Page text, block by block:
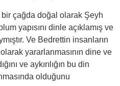
bir çağda doğal olarak Şeyh
yapısını dinle açıklamış ve
Ve Bedrettin insanların
yararlanmasının dine ve
ve aykırılığın bu din
olduğunu